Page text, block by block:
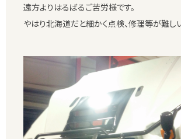
遠方よりはるばるご苦労様です。
やはり北海道だと細かく点検、修理等が難し